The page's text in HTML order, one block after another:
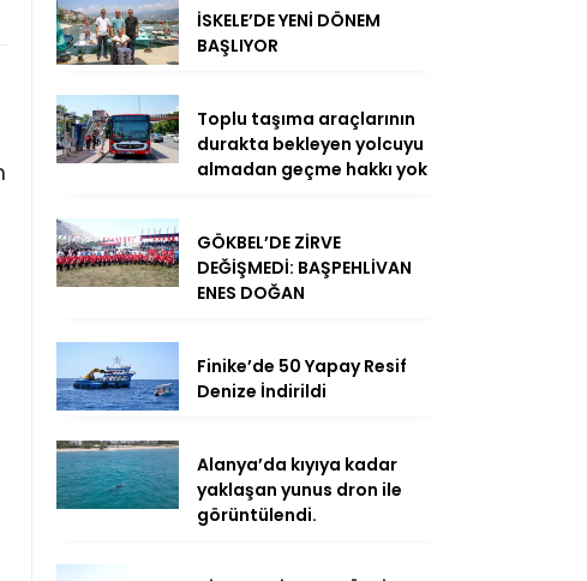
İSKELE’DE YENİ DÖNEM
BAŞLIYOR
Toplu taşıma araçlarının
durakta bekleyen yolcuyu
almadan geçme hakkı yok
GÖKBEL’DE ZİRVE
DEĞİŞMEDİ: BAŞPEHLİVAN
ENES DOĞAN
Finike’de 50 Yapay Resif
Denize İndirildi
Alanya’da kıyıya kadar
yaklaşan yunus dron ile
görüntülendi.